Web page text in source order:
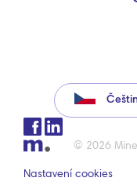
© 2026
Nastavení cookies